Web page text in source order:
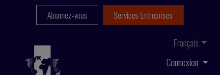
Connexion
Français
Abonnez-vous Services Entreprises